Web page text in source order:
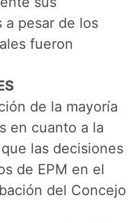
a pesar de los
fueron
de la mayoría
en cuanto a la
las decisiones
de EPM en el
del Concejo